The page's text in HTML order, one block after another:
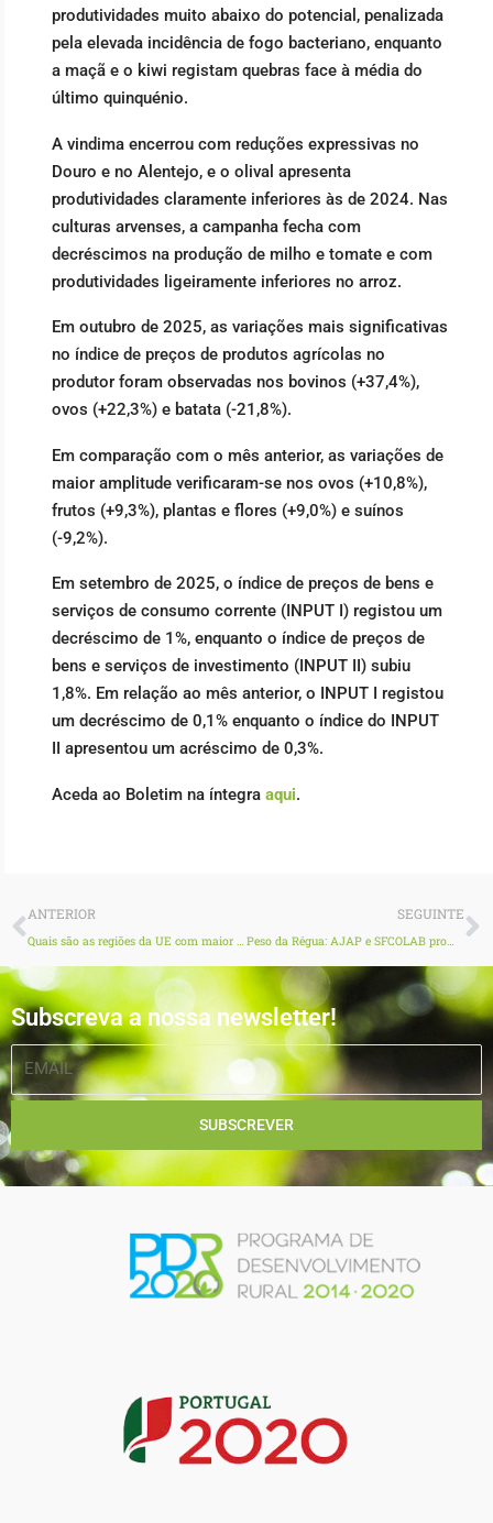
produtividades muito abaixo do potencial, penalizada
pela elevada incidência de fogo bacteriano, enquanto
a maçã e o kiwi registam quebras face à média do
último quinquénio.
A vindima encerrou com reduções expressivas no
Douro e no Alentejo, e o olival apresenta
produtividades claramente inferiores às de 2024. Nas
culturas arvenses, a campanha fecha com
decréscimos na produção de milho e tomate e com
produtividades ligeiramente inferiores no arroz.
Em outubro de 2025, as variações mais significativas
no índice de preços de produtos agrícolas no
produtor foram observadas nos bovinos (+37,4%),
ovos (+22,3%) e batata (-21,8%).
Em comparação com o mês anterior, as variações de
maior amplitude verificaram-se nos ovos (+10,8%),
frutos (+9,3%), plantas e flores (+9,0%) e suínos
(-9,2%).
Em setembro de 2025, o índice de preços de bens e
serviços de consumo corrente (INPUT I) registou um
decréscimo de 1%, enquanto o índice de preços de
bens e serviços de investimento (INPUT II) subiu
1,8%. Em relação ao mês anterior, o INPUT I registou
um decréscimo de 0,1% enquanto o índice do INPUT
II apresentou um acréscimo de 0,3%.
Aceda ao Boletim na íntegra aqui.
Prev
ANTERIOR
Quais são as regiões da UE com maior produção agrícola?
SEGUINTE
Peso da Régua: AJAP e SFCOLAB promoveram ação de sensibilização para a Digitalização na Agricultura
Subscreva a nossa newsletter!
EMAIL
SUBSCREVER